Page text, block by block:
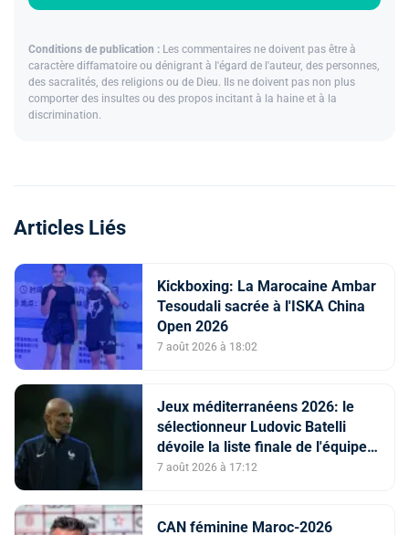
Conditions de publication : Les commentaires ne doivent pas être à
caractère diffamatoire ou dénigrant à l'égard de l'auteur, des personnes,
des sacralités, des religions ou de Dieu. Ils ne doivent pas non plus
comporter des insultes ou des propos incitant à la haine et à la
discrimination.
Articles Liés
Kickboxing: La Marocaine Ambar
Tesoudali sacrée à l'ISKA China
Open 2026
7 août 2026 à 18:02
Jeux méditerranéens 2026: le
sélectionneur Ludovic Batelli
dévoile la liste finale de l'équipe
nationale U20
7 août 2026 à 17:12
CAN féminine Maroc-2026